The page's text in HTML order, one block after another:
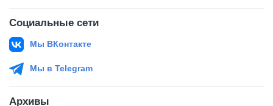
Социальные сети
Мы ВКонтакте
Мы в Telegram
Архивы